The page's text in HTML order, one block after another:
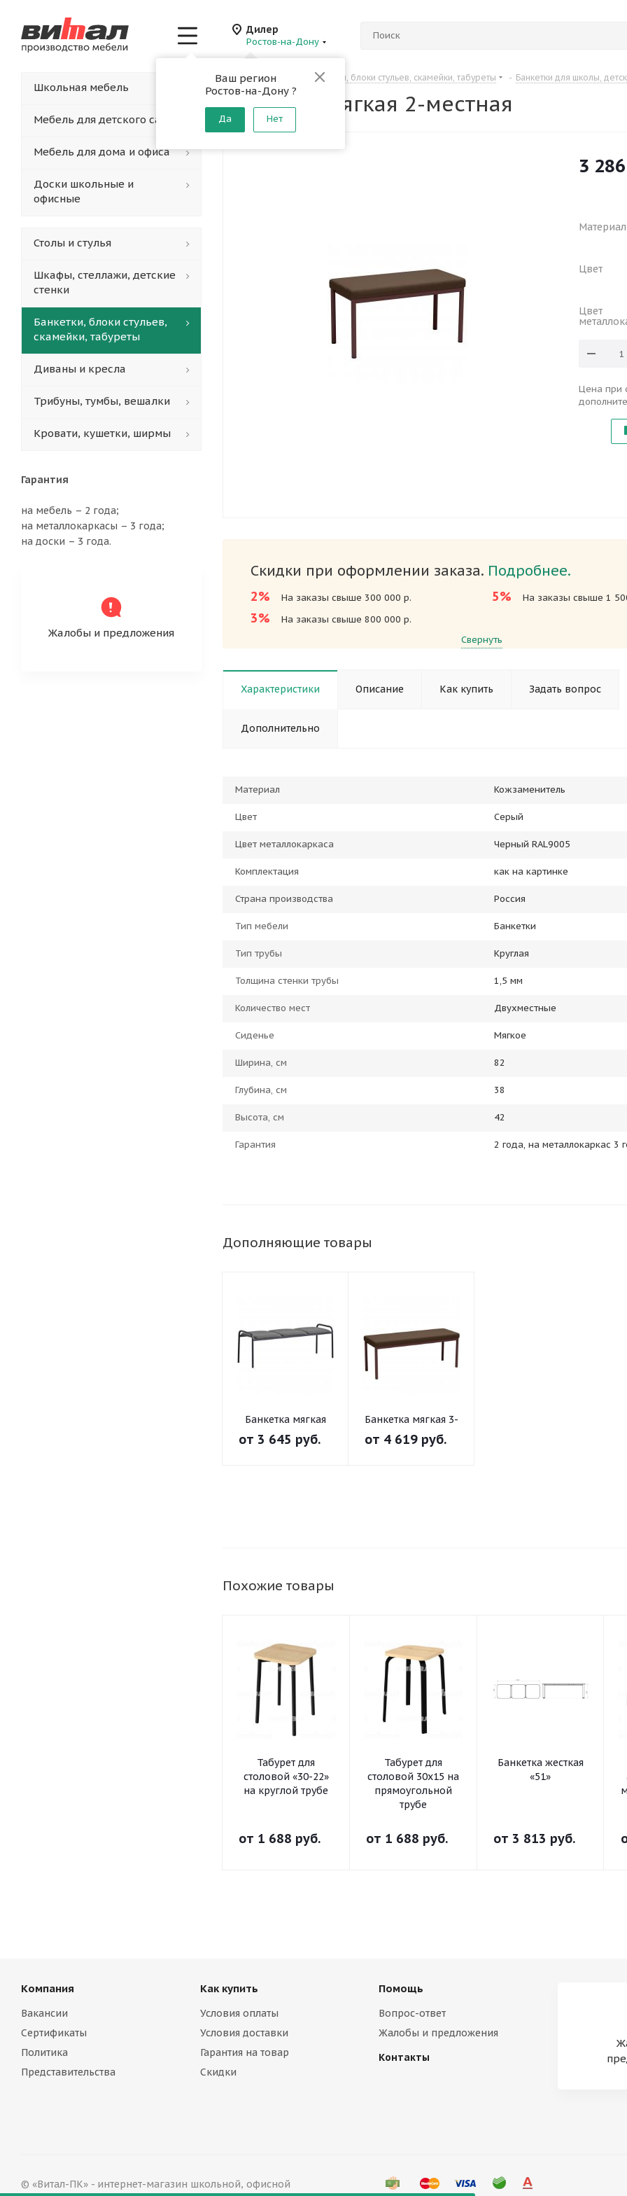
Дилер
Ростов-на-Дону
Ваш регион
Ростов-на-Дону ?
Да Нет
Главная - Каталог Банкетки, блоки стульев, скамейки, табуреты - Банкетки для школы,
Банкетка мягкая 2-местная
3 286
Материал
Цвет
Цвет
Цена при
Скидки при оформлении заказа. Подробнее.
2% На заказы свыше 300 000 р.
3% На заказы свыше 800 000 р.
5% На заказы свыше 1
Свернуть
Характеристики Описание Как купить Задать вопрос
Дополнительно
Материал Кожзаменитель
Цвет Серый
Цвет металлокаркаса Черный RAL9005
Комплектация как на картинке
Страна производства Россия
Тип мебели Банкетки
Тип трубы Круглая
Толщина стенки трубы 1,5 мм
Количество мест Двухместные
Сиденье Мягкое
Ширина, см 82
Глубина, см 38
Высота, см 42
Гарантия 2 года, на металлокаркас 3
Дополняющие товары
Банкетка мягкая
от 3 645 руб.
Банкетка мягкая 3-
местная
от 4 619 руб.
Похожие товары
Табурет для
столовой «30-22»
на круглой трубе
от 1 688 руб.
Табурет для
столовой 30x15 на
прямоугольной
трубе
от 1 688 руб.
Банкетка жесткая
«51»
от 3 813 руб.
Школьная мебель
Мебель для детского сада
Мебель для дома и офиса
Доски школьные и
офисные
Столы и стулья
Шкафы, стеллажи, детские
стенки
Банкетки, блоки стульев,
скамейки, табуреты
Диваны и кресла
Трибуны, тумбы, вешалки
Кровати, кушетки, ширмы
Гарантия
на мебель – 2 года;
на металлокаркасы – 3 года;
на доски – 3 года.
Жалобы и предложения
Компания
Вакансии
Сертификаты
Политика
Представительства
Как купить
Условия оплаты
Условия доставки
Гарантия на товар
Скидки
Помощь
Вопрос-ответ
Жалобы и предложения
Контакты
© «Витал-ПК» - интернет-магазин школьной, офисной